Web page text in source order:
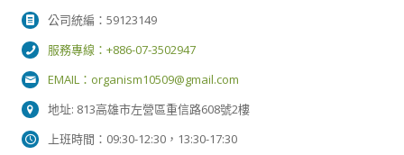
公司統編：59123149
服務專線：+886-07-3502947
EMAIL： organism10509@gmail.com
地址: 813高雄市左營區重信路608號2樓
上班時間：09:30-12:30，13:30-17:30